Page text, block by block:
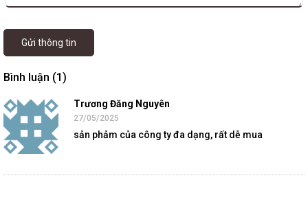
Gửi thông tin
Bình luận (1)
Trương Đăng Nguyên
27/05/2025
sản phảm của công ty đa dạng, rất dễ mua